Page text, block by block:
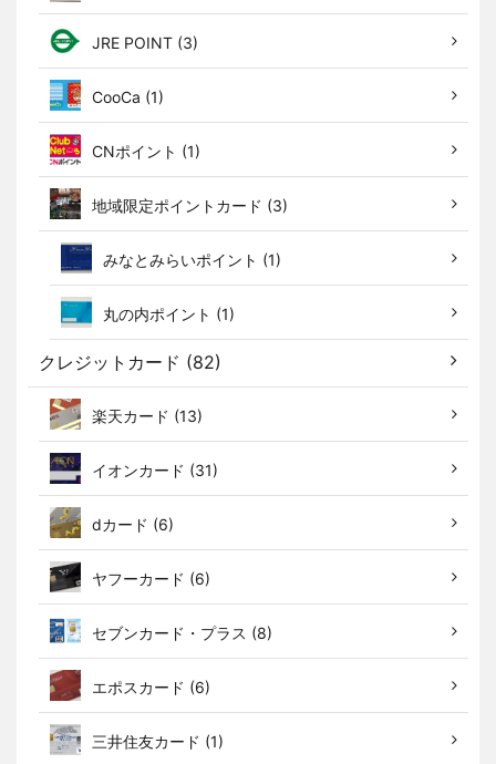
JRE POINT (3)
CooCa (1)
CNポイント (1)
地域限定ポイントカード (3)
みなとみらいポイント (1)
丸の内ポイント (1)
クレジットカード (82)
楽天カード (13)
イオンカード (31)
dカード (6)
ヤフーカード (6)
セブンカード・プラス (8)
エポスカード (6)
三井住友カード (1)